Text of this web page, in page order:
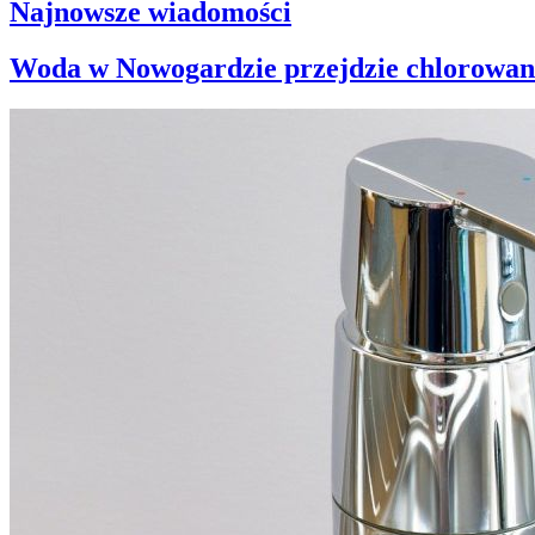
Najnowsze wiadomości
Woda w Nowogardzie przejdzie